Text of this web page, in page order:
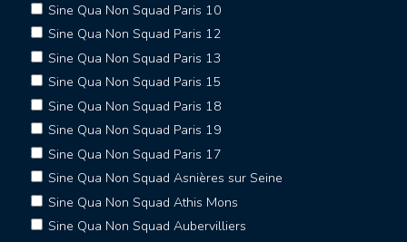
Sine Qua Non Squad Paris 10
Sine Qua Non Squad Paris 12
Sine Qua Non Squad Paris 13
Sine Qua Non Squad Paris 15
Sine Qua Non Squad Paris 18
Sine Qua Non Squad Paris 19
Sine Qua Non Squad Paris 17
Sine Qua Non Squad Asnières sur Seine
Sine Qua Non Squad Athis Mons
Sine Qua Non Squad Aubervilliers